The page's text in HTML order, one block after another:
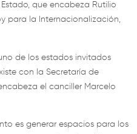
que encabeza Rutilio
para la Internacionalización,
de los estados invitados
con la Secretaría de
el canciller Marcelo
es generar espacios para los